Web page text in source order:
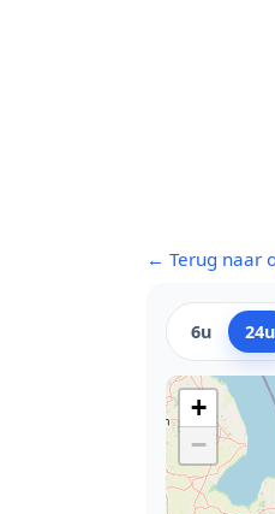
← Terug naar
6u 24u
+
−